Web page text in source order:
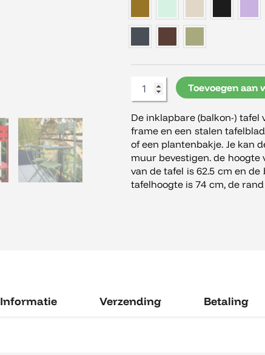
Toevoegen aan
De inklapbare (balkon-)
frame en een stalen
of een plantenbakje. Je kan
muur bevestigen. de hoogte
van de tafel is 62.5 cm en
tafelhoogte is 74 cm, de
Informatie Verzending Betaling